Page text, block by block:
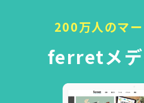
200万人のマ
ferretメデ